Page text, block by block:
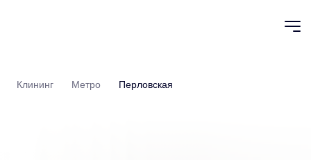
Клининг Метро Перловская